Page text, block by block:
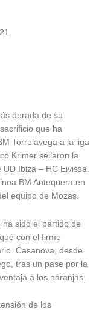
dorada de su
que ha
Torrelavega a la liga
Krimer sellaron la
Ibiza – HC Eivissa.
BM Antequera en
equipo de Mozas.
ha sido el partido de
con el firme
Casanova, desde
tras un pase por la
a los naranjas.
de los